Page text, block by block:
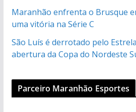
Maranhão enfrenta o Brusque
uma vitória na Série C
São Luís é derrotado pelo
abertura da Copa do Nordeste
Parceiro Maranhão Esportes